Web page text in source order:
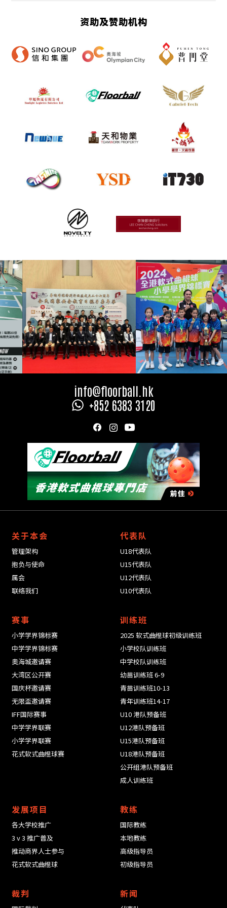
资助及赞助机构
Slide 1 of 2.
info@floorball.hk
+852 6383 3120
关于本会
管理架构
抱负与使命
属会
联络我们
代表队
U18代表队
U15代表队
U12代表队
U10代表队
赛事
小学学界锦标赛
中学学界锦标赛
奥海城邀请赛
大湾区公开赛
国庆杯邀请赛
无限盃邀请赛
IFF国际赛事
中学学界联赛
小学学界联赛
花式软式曲棍球赛
训练班
2025 软式曲棍球初级训练班
小学校队训练班
中学校队训练班
幼苗训练班 6-9
青苗训练班10-13
青年训练班14-17
U10 港队预备班
U12港队预备班
U15港队预备班
U18港队预备班
公开组港队预备班
成人训练班
发展项目
各大学校推广
3 v 3 推广普及
推动商界人士参与
花式软式曲棍球
教练
国际教练
本地教练
高级指导员
初级指导员
裁判 新闻